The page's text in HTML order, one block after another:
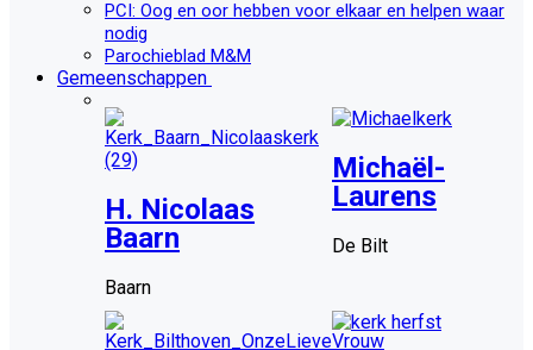
PCI: Oog en oor hebben voor elkaar en helpen waar
nodig
Parochieblad M&M
Gemeenschappen
H. Nicolaas
Baarn
Baarn
Michaël-
Laurens
De Bilt